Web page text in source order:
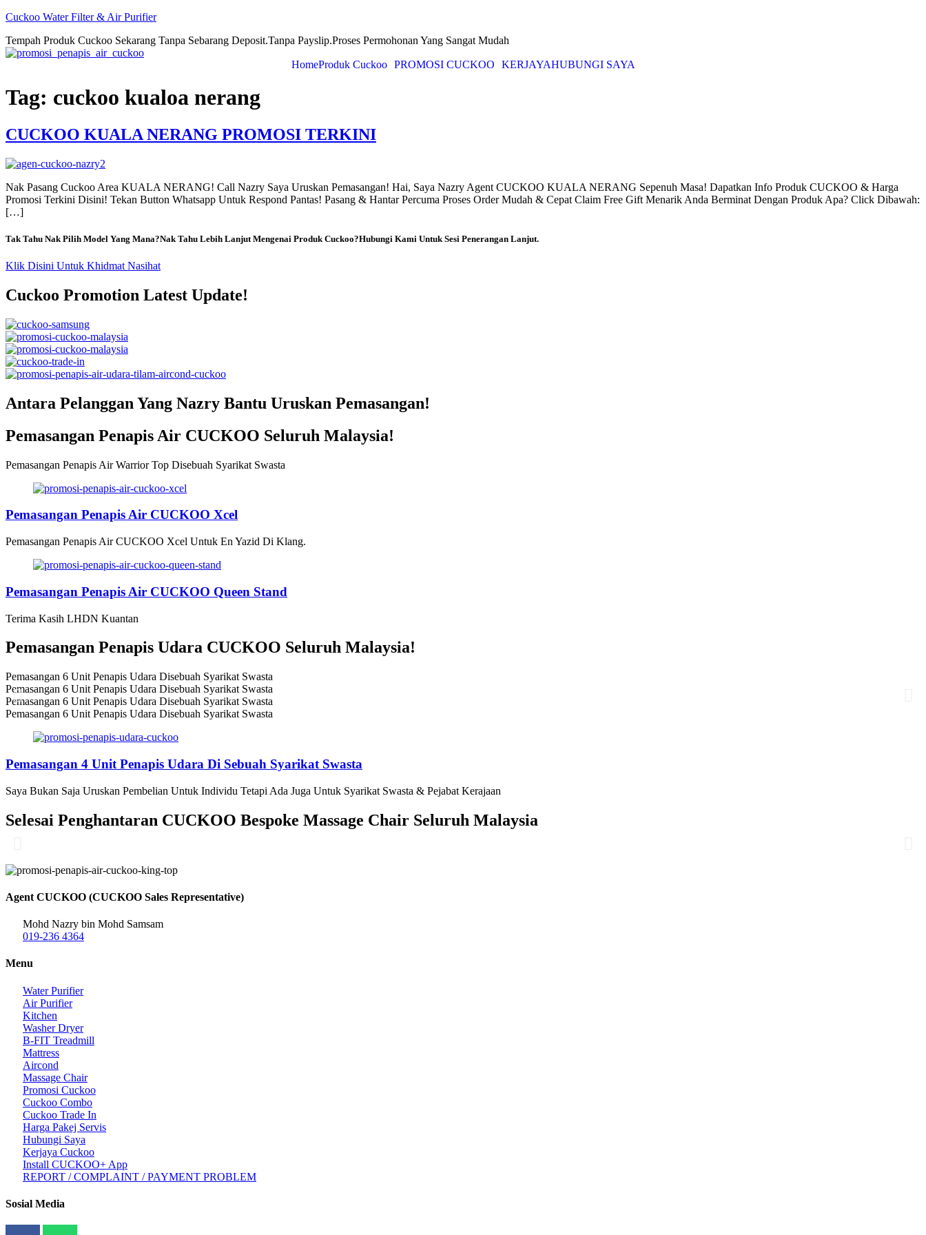
Cuckoo Water Filter & Air Purifier
Tempah Produk Cuckoo Sekarang Tanpa Sebarang Deposit.Tanpa Payslip.Proses Permohonan Yang Sangat Mudah
HomeProduk Cuckoo PROMOSI CUCKOO KERJAYAHUBUNGI SAYA
Tag: cuckoo kualoa nerang
CUCKOO KUALA NERANG PROMOSI TERKINI
Nak Pasang Cuckoo Area KUALA NERANG! Call Nazry Saya Uruskan Pemasangan! Hai, Saya Nazry Agent CUCKOO KUALA NERANG Sepenuh Masa! Dapatkan Info Produk CUCKOO & Harga
Promosi Terkini Disini! Tekan Button Whatsapp Untuk Respond Pantas! Pasang & Hantar Percuma Proses Order Mudah & Cepat Claim Free Gift Menarik Anda Berminat Dengan Produk Apa? Click Dibawah:
[…]
Tak Tahu Nak Pilih Model Yang Mana?Nak Tahu Lebih Lanjut Mengenai Produk Cuckoo?Hubungi Kami Untuk Sesi Penerangan Lanjut.
Klik Disini Untuk Khidmat Nasihat
Cuckoo Promotion Latest Update!
Antara Pelanggan Yang Nazry Bantu Uruskan Pemasangan!
Pemasangan Penapis Air CUCKOO Seluruh Malaysia!
Pemasangan Penapis Air Warrior Top Disebuah Syarikat Swasta
Pemasangan Penapis Air CUCKOO Xcel
Pemasangan Penapis Air CUCKOO Xcel Untuk En Yazid Di Klang.
Pemasangan Penapis Air CUCKOO Queen Stand
Terima Kasih LHDN Kuantan
Pemasangan Penapis Udara CUCKOO Seluruh Malaysia!
Pemasangan 6 Unit Penapis Udara Disebuah Syarikat Swasta
Pemasangan 6 Unit Penapis Udara Disebuah Syarikat Swasta
Pemasangan 6 Unit Penapis Udara Disebuah Syarikat Swasta
Pemasangan 6 Unit Penapis Udara Disebuah Syarikat Swasta
Pemasangan 4 Unit Penapis Udara Di Sebuah Syarikat Swasta
Saya Bukan Saja Uruskan Pembelian Untuk Individu Tetapi Ada Juga Untuk Syarikat Swasta & Pejabat Kerajaan
Selesai Penghantaran CUCKOO Bespoke Massage Chair Seluruh Malaysia
Agent CUCKOO (CUCKOO Sales Representative)
Mohd Nazry bin Mohd Samsam
019-236 4364
Menu
Water Purifier
Air Purifier
Kitchen
Washer Dryer
B-FIT Treadmill
Mattress
Aircond
Massage Chair
Promosi Cuckoo
Cuckoo Combo
Cuckoo Trade In
Harga Pakej Servis
Hubungi Saya
Kerjaya Cuckoo
Install CUCKOO+ App
REPORT / COMPLAINT / PAYMENT PROBLEM
Sosial Media